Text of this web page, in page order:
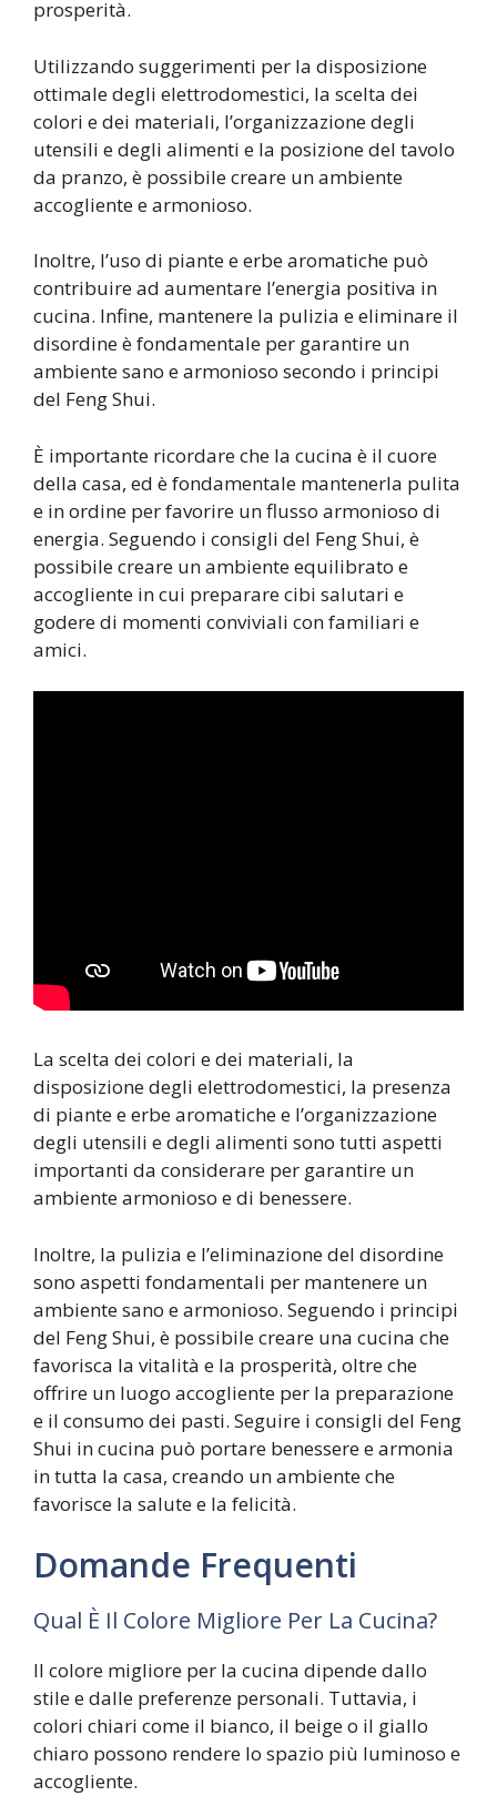
prosperità.
Utilizzando suggerimenti per la disposizione
ottimale degli elettrodomestici, la scelta dei
colori e dei materiali, l’organizzazione degli
utensili e degli alimenti e la posizione del tavolo
da pranzo, è possibile creare un ambiente
accogliente e armonioso.
Inoltre, l’uso di piante e erbe aromatiche può
contribuire ad aumentare l’energia positiva in
cucina. Infine, mantenere la pulizia e eliminare il
disordine è fondamentale per garantire un
ambiente sano e armonioso secondo i principi
del Feng Shui.
È importante ricordare che la cucina è il cuore
della casa, ed è fondamentale mantenerla pulita
e in ordine per favorire un flusso armonioso di
energia. Seguendo i consigli del Feng Shui, è
possibile creare un ambiente equilibrato e
accogliente in cui preparare cibi salutari e
godere di momenti conviviali con familiari e
amici.
La scelta dei colori e dei materiali, la
disposizione degli elettrodomestici, la presenza
di piante e erbe aromatiche e l’organizzazione
degli utensili e degli alimenti sono tutti aspetti
importanti da considerare per garantire un
ambiente armonioso e di benessere.
Inoltre, la pulizia e l’eliminazione del disordine
sono aspetti fondamentali per mantenere un
ambiente sano e armonioso. Seguendo i principi
del Feng Shui, è possibile creare una cucina che
favorisca la vitalità e la prosperità, oltre che
offrire un luogo accogliente per la preparazione
e il consumo dei pasti. Seguire i consigli del Feng
Shui in cucina può portare benessere e armonia
in tutta la casa, creando un ambiente che
favorisce la salute e la felicità.
Domande Frequenti
Qual È Il Colore Migliore Per La Cucina?
Il colore migliore per la cucina dipende dallo
stile e dalle preferenze personali. Tuttavia, i
colori chiari come il bianco, il beige o il giallo
chiaro possono rendere lo spazio più luminoso e
accogliente.